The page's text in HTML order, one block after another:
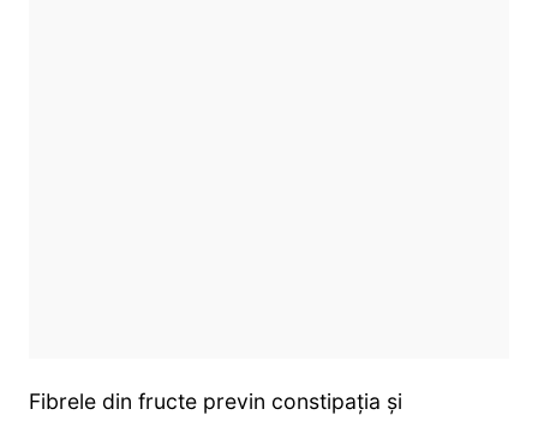
Fibrele din fructe previn constipația și